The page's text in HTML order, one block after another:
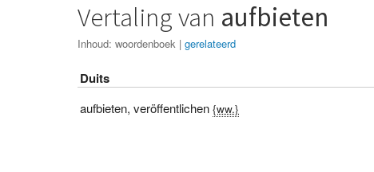
Vertaling van aufbieten
Inhoud:woordenboek |gerelateerd
Duits
aufbieten,veröffentlichen {ww.}